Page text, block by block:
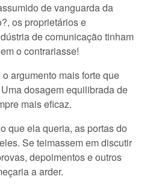
de vanguarda da
os proprietários e
de comunicação tinham
o contrariasse!
argumento mais forte que
dosagem equilibrada de
mais eficaz.
que ela queria, as portas do
Se teimassem em discutir
depoimentos e outros
a arder.